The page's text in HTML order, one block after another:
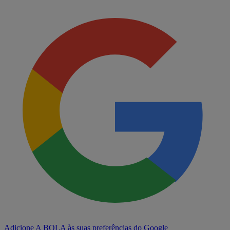
Adicione A BOLA às suas preferências do Google